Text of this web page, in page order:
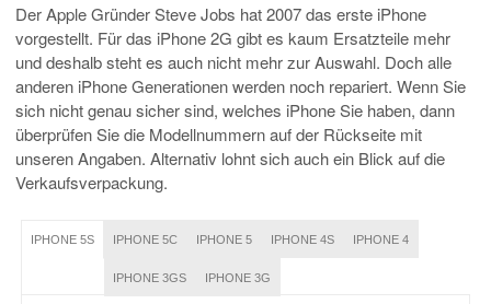
Der Apple Gründer Steve Jobs hat 2007 das erste iPhone
vorgestellt. Für das iPhone 2G gibt es kaum Ersatzteile mehr
und deshalb steht es auch nicht mehr zur Auswahl. Doch alle
anderen iPhone Generationen werden noch repariert. Wenn Sie
sich nicht genau sicher sind, welches iPhone Sie haben, dann
überprüfen Sie die Modellnummern auf der Rückseite mit
unseren Angaben. Alternativ lohnt sich auch ein Blick auf die
Verkaufsverpackung.
IPHONE 5S IPHONE 5C IPHONE 5 IPHONE 4S IPHONE 4
IPHONE 3GS IPHONE 3G